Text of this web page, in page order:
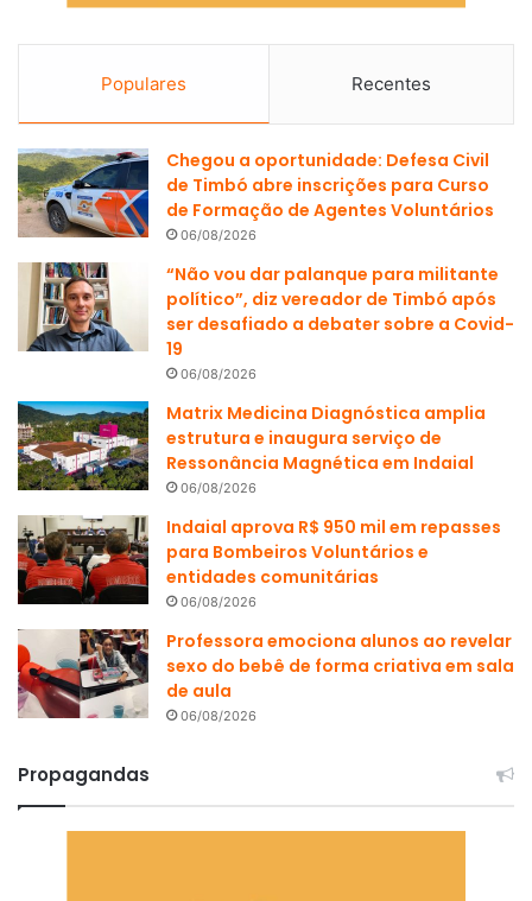
Populares Recentes
Chegou a oportunidade: Defesa Civil
de Timbó abre inscrições para Curso
de Formação de Agentes Voluntários
06/08/2026
“Não vou dar palanque para militante
político”, diz vereador de Timbó após
ser desafiado a debater sobre a Covid-
19
06/08/2026
Matrix Medicina Diagnóstica amplia
estrutura e inaugura serviço de
Ressonância Magnética em Indaial
06/08/2026
Indaial aprova R$ 950 mil em repasses
para Bombeiros Voluntários e
entidades comunitárias
06/08/2026
Professora emociona alunos ao revelar
sexo do bebê de forma criativa em sala
de aula
06/08/2026
Propagandas